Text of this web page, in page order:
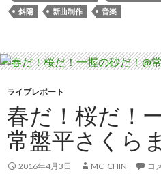
斜陽
新曲制作 音楽
ライブレポート
春だ！桜だ！
常盤平さくら
2016年4月3日 MC_CHIN コ